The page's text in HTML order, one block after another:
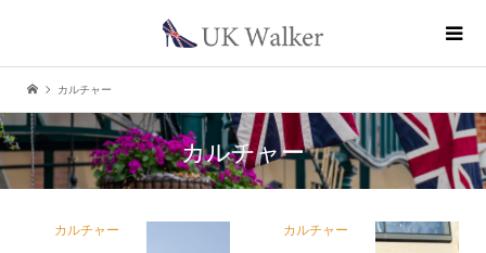
カルチャー
カルチャー
カルチャー カルチャー